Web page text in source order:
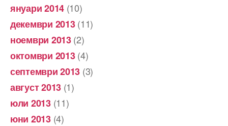
януари 2014 (10)
декември 2013(11)
ноември 2013(2)
октомври 2013(4)
септември 2013 (3)
август 2013 (1)
юли 2013(11)
юни 2013(4)